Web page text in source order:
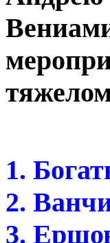
1.
2.
3.